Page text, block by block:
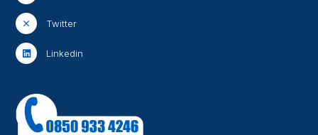
Twitter
Linkedin